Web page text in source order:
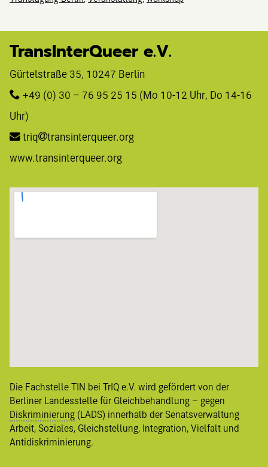
TransInterQueer e.V.
Gürtelstraße 35, 10247 Berlin
+49 (0) 30 – 76 95 25 15 (Mo 10-12 Uhr, Do 14-16
Uhr)
triq
transinterqueer.org
www.transinterqueer.org
Die Fachstelle TIN bei TrIQ e.V. wird gefördert von der
Berliner Landesstelle für Gleichbehandlung – gegen
Diskriminierung (LADS) innerhalb der Senatsverwaltung
Arbeit, Soziales, Gleichstellung, Integration, Vielfalt und
Antidiskriminierung.